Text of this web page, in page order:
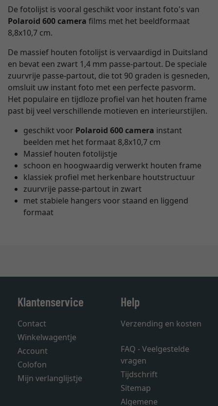
De fotolijst is vooral geschikt voor instant foto's van
Polaroid 600 camera films met het beeldformaat
8,8x10,7 cm.
De massief houten fotolijst is vervaardigd in Duitsland
en bevat een zwart 1,4 mm passe-partout. De speciale
zuurvrije passe-partout, die tot 90 graden is gesneden,
omsluit uw instant foto met een perfecte pasvorm.
Het populaire en tijdloze profiel van het houten frame
past bij veel verschillende motieven en interieurstijlen.
geschikt voor Polaroid 600 camera instant
beelden met het formaat 8,8x10,7 cm
Massief houten fotolijstje
schoon en hoogwaardig verwerkt houten frame
klassiek profiel met herkenbare houtstructuur
zuurvrije passe-partout in zwart
met stabiele hangers voor staand en liggend
formaat
Klantenservice
Contact
Winkelwagentje
Account
Colofon
Mijn verlanglijstje
Help
Verzending en kosten
FAQ - Veelgestelde
vragen
Tijdschrift
Sitemap
Algemene